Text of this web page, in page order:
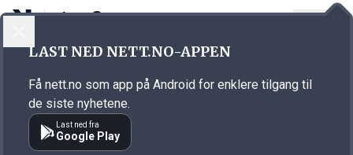
Annonsørinnhold
LAST NED NETT.NO-APPEN
Få nett.no som app på Android for enklere tilgang til
de siste nyhetene.
Last ned fra
Google Play